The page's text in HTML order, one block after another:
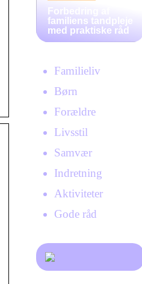
Forbedring af
familiens tandpleje
med praktiske råd
Familieliv
Børn
Forældre
Livsstil
Samvær
Indretning
Aktiviteter
Gode råd